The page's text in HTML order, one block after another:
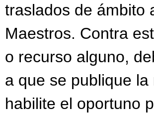
traslados de ámbito
Maestros. Contra
o recurso alguno,
a que se publique
habilite el oportuno